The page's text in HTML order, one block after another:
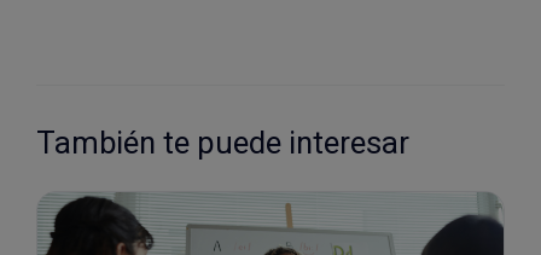
También te puede interesar